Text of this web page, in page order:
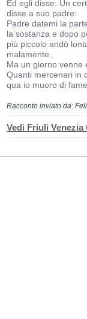
Ed egli disse: Un
disse a suo padre:
Padre datemi la
la sostanza e dopo
più piccolo andó
malamente.
Ma un giorno venne
Quanti mercenari in
qua io muoro di fame.
Racconto inviato da:
Vedi Friuli Venezia